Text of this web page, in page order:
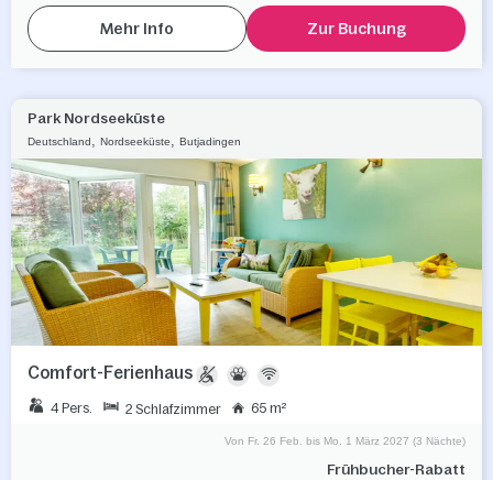
Mehr Info Zur Buchung
Park Nordseeküste
Deutschland, Nordseeküste, Butjadingen
Comfort-Ferienhaus
4 Pers. 2 Schlafzimmer 65 m²
Frühbucher-Rabatt
Von Fr. 26 Feb. bis Mo. 1 März 2027 (3 Nächte)